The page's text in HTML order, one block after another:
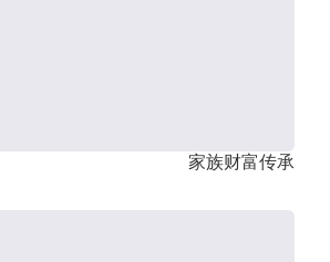
家族财富传承